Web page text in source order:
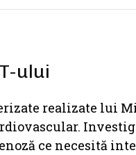
ului
realizate lui
ce necesită